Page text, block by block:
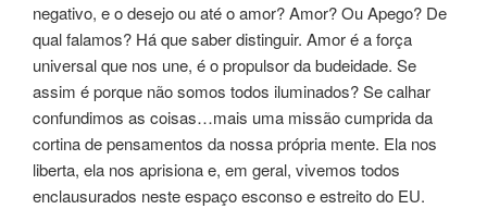
negativo, e o desejo ou até o amor? Amor? Ou Apego? De
qual falamos? Há que saber distinguir. Amor é a força
universal que nos une, é o propulsor da budeidade. Se
assim é porque não somos todos iluminados? Se calhar
confundimos as coisas…mais uma missão cumprida da
cortina de pensamentos da nossa própria mente. Ela nos
liberta, ela nos aprisiona e, em geral, vivemos todos
enclausurados neste espaço esconso e estreito do EU.